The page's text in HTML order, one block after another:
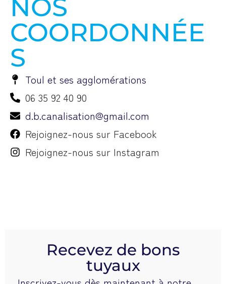
S
d.b.canalisation@gmail.com
Rejoignez-nous sur Facebook
Rejoignez-nous sur Instagram
Inscrivez-vous dès maintenant à notre
newsletter et ne manquez plus jamais les